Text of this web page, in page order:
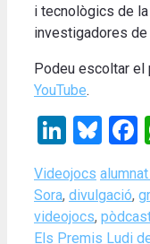
i tecnològics de
investigadores de
Podeu escoltar el
YouTube.
Categories
Videojocs Tags
Sora, divulgació,
videojocs,
Els Premis Ludi